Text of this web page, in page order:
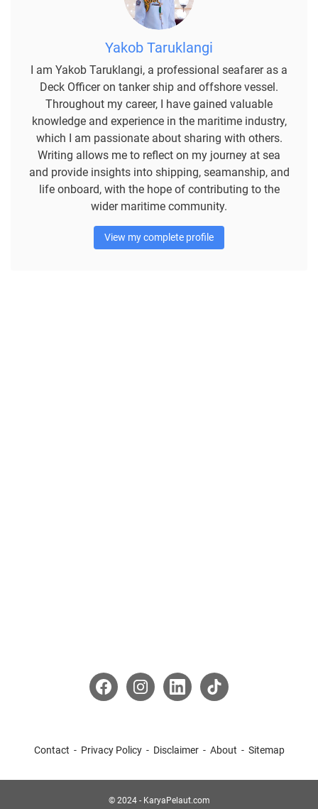
Yakob Taruklangi
I am Yakob Taruklangi, a professional seafarer as a
Deck Officer on tanker ship and offshore vessel.
Throughout my career, I have gained valuable
knowledge and experience in the maritime industry,
which I am passionate about sharing with others.
Writing allows me to reflect on my journey at sea
and provide insights into shipping, seamanship, and
life onboard, with the hope of contributing to the
wider maritime community.
View my complete profile
Contact Privacy Policy Disclaimer About Sitemap
© 2024 - KaryaPelaut.com